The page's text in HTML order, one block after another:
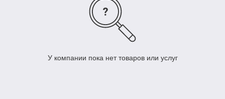
У компании пока нет товаров или услуг